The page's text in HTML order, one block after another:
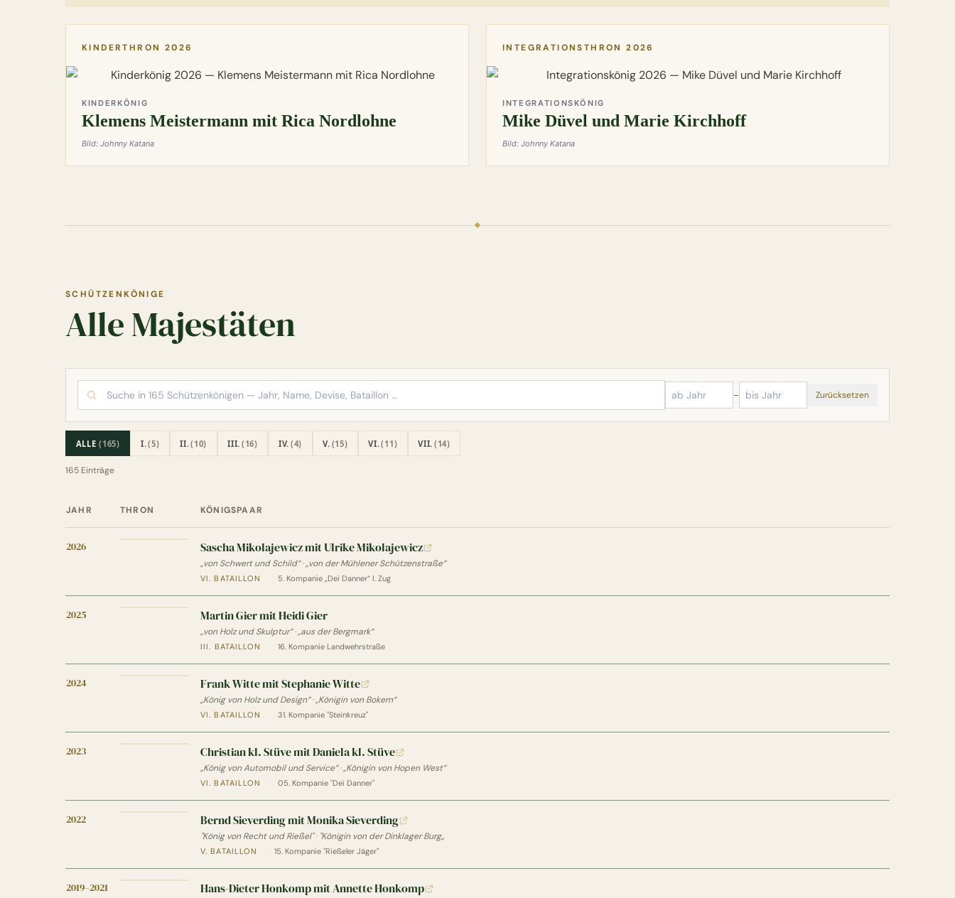
KINDERTHRON 2026
KINDERKÖNIG
Klemens Meistermann mit Rica Nordlohne
Bild: Johnny Katana
INTEGRATIONSTHRON 2026
INTEGRATIONSKÖNIG
Mike Düvel und Marie Kirchhoff
Bild: Johnny Katana
SCHÜTZENKÖNIGE
Alle Majestäten
– Zurücksetzen
ALLE (165) I.(5) II.(10) III. (16) IV. (4) V. (15) VI.(11) VII. (14)
165 Einträge
JAHR THRON KÖNIGSPAAR
2026 Sascha Mikolajewicz mit Ulrike Mikolajewicz
„von Schwert und Schild“ ·„von der Mühlener Schützenstraße“
VI. BATAILLON · 5. Kompanie „Dei Danner“ I. Zug
2025 Martin Gier mit Heidi Gier
„von Holz und Skulptur“ ·„aus der Bergmark“
III. BATAILLON · 16. Kompanie Landwehrstraße
2024 Frank Witte mit Stephanie Witte
„König von Holz und Design“ ·„Königin von Bokern“
VI. BATAILLON · 31. Kompanie "Steinkreuz"
2023 Christian kl. Stüve mit Daniela kl. Stüve
„König von Automobil und Service“ ·„Königin von Hopen West“
VI. BATAILLON · 05. Kompanie "Dei Danner"
2022 Bernd Sieverding mit Monika Sieverding
"König von Recht und Rießel" · "Königin von der Dinklager Burg„
V. BATAILLON · 15. Kompanie "Rießeler Jäger"
2019–2021 Hans-Dieter Honkomp mit Annette Honkomp